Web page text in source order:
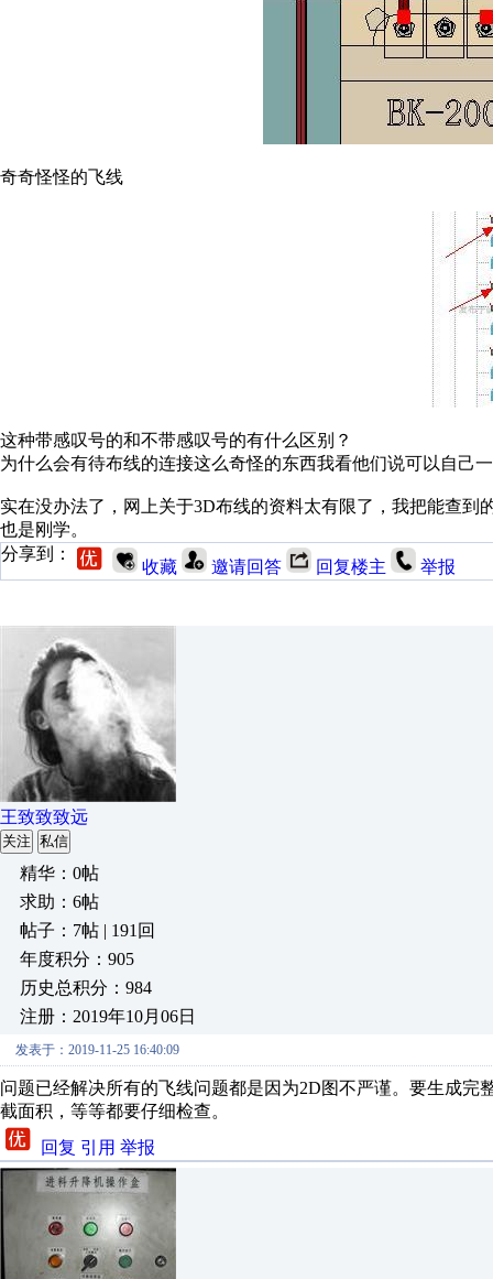
奇奇怪怪的飞线
这种带感叹号的和不带感叹号的有什么区别？
为什么会有待布线的连接这么奇怪的东西我看他们说可以自己
实在没办法了，网上关于3D布线的资料太有限了，我把能查
也是刚学。
分享到：
收藏 邀请回答 回复楼主 举报
王致致致远
关注 私信
精华：0帖
求助：6帖
帖子：7帖 | 191回
年度积分：905
历史总积分：984
注册：2019年10月06日
发表于：2019-11-25 16:40:09
问题已经解决所有的飞线问题都是因为2D图不严谨。要生成
截面积，等等都要仔细检查。
回复 引用 举报